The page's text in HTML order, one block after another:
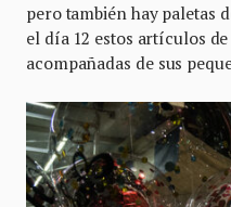
pero también hay paletas
el día 12 estos artículos
acompañadas de sus